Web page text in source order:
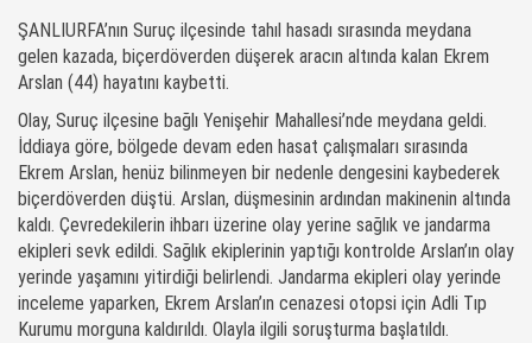
ŞANLIURFA’nın Suruç ilçesinde tahıl hasadı sırasında meydana
gelen kazada, biçerdöverden düşerek aracın altında kalan Ekrem
Arslan (44) hayatını kaybetti.
Olay, Suruç ilçesine bağlı Yenişehir Mahallesi’nde meydana geldi.
İddiaya göre, bölgede devam eden hasat çalışmaları sırasında
Ekrem Arslan, henüz bilinmeyen bir nedenle dengesini kaybederek
biçerdöverden düştü. Arslan, düşmesinin ardından makinenin altında
kaldı. Çevredekilerin ihbarı üzerine olay yerine sağlık ve jandarma
ekipleri sevk edildi. Sağlık ekiplerinin yaptığı kontrolde Arslan’ın olay
yerinde yaşamını yitirdiği belirlendi. Jandarma ekipleri olay yerinde
inceleme yaparken, Ekrem Arslan’ın cenazesi otopsi için Adli Tıp
Kurumu morguna kaldırıldı. Olayla ilgili soruşturma başlatıldı.